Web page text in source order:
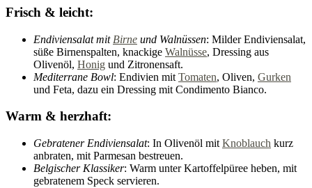
Frisch & leicht:
Endiviensalat mit Birne und Walnüssen: Milder Endiviensalat,
süße Birnenspalten, knackige Walnüsse, Dressing aus
Olivenöl, Honig und Zitronensaft.
Mediterrane Bowl: Endivien mit Tomaten, Oliven, Gurken
und Feta, dazu ein Dressing mit Condimento Bianco.
Warm & herzhaft:
Gebratener Endiviensalat: In Olivenöl mit Knoblauch kurz
anbraten, mit Parmesan bestreuen.
Belgischer Klassiker: Warm unter Kartoffelpüree heben, mit
gebratenem Speck servieren.